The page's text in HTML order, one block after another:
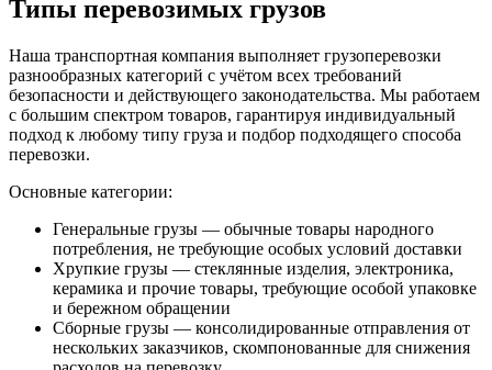
Типы перевозимых грузов
Наша транспортная компания выполняет грузоперевозки
разнообразных категорий с учётом всех требований
безопасности и действующего законодательства. Мы работаем
с большим спектром товаров, гарантируя индивидуальный
подход к любому типу груза и подбор подходящего способа
перевозки.
Основные категории:
Генеральные грузы — обычные товары народного
потребления, не требующие особых условий доставки
Хрупкие грузы — стеклянные изделия, электроника,
керамика и прочие товары, требующие особой упаковке
и бережном обращении
Сборные грузы — консолидированные отправления от
нескольких заказчиков, скомпонованные для снижения